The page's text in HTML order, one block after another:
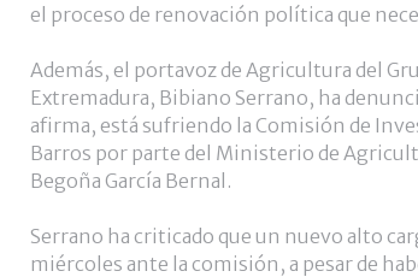
el proceso de renovación política que
Además, el portavoz de Agricultura del
Extremadura, Bibiano Serrano, ha
afirma, está sufriendo la Comisión de
Barros por parte del Ministerio de
Begoña García Bernal.
Serrano ha criticado que un nuevo alto
miércoles ante la comisión, a pesar de